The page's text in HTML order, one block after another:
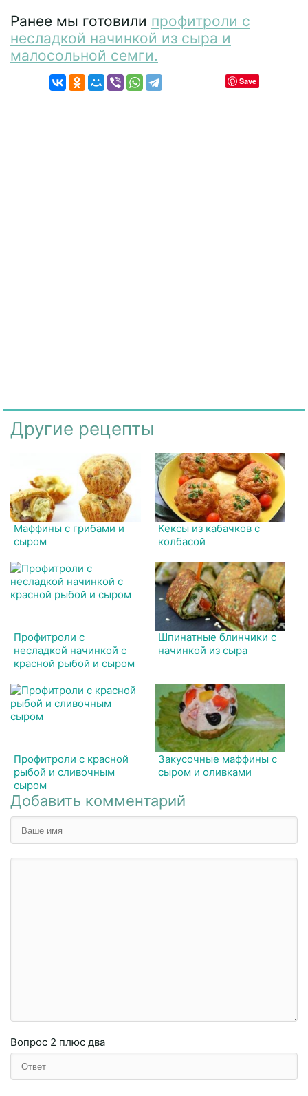
Ранее мы готовили профитроли с
несладкой начинкой из сыра и
малосольной семги.
Save
Другие рецепты
Маффины с грибами и
сыром
Кексы из кабачков с
колбасой
Профитроли с
несладкой начинкой с
красной рыбой и сыром
Шпинатные блинчики с
начинкой из сыра
Профитроли с красной
рыбой и сливочным
сыром
Закусочные маффины с
сыром и оливками
Добавить комментарий
Вопрос 2 плюc двa